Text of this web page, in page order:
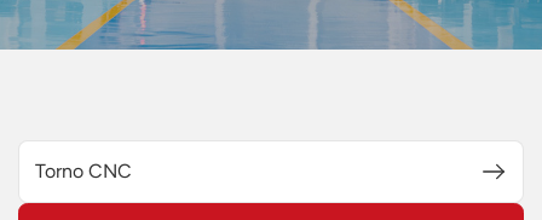
Torno CNC